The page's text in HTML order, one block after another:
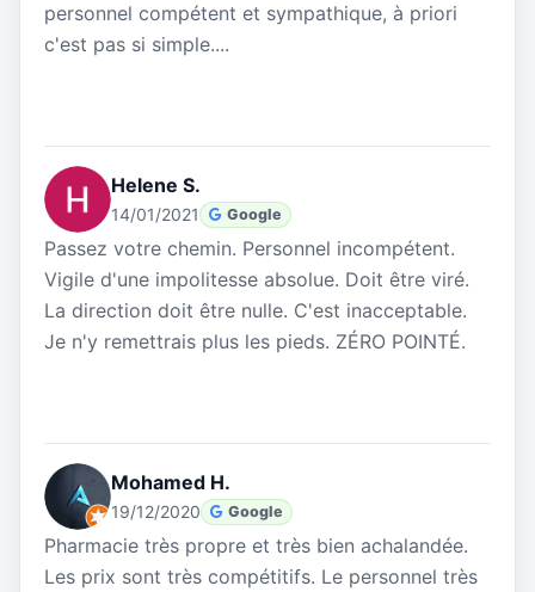
personnel compétent et sympathique, à priori
c'est pas si simple....
Helene S.
14/01/2021 Google
Passez votre chemin. Personnel incompétent.
Vigile d'une impolitesse absolue. Doit être viré.
La direction doit être nulle. C'est inacceptable.
Je n'y remettrais plus les pieds. ZÉRO POINTÉ.
Mohamed H.
19/12/2020 Google
Pharmacie très propre et très bien achalandée.
Les prix sont très compétitifs. Le personnel très